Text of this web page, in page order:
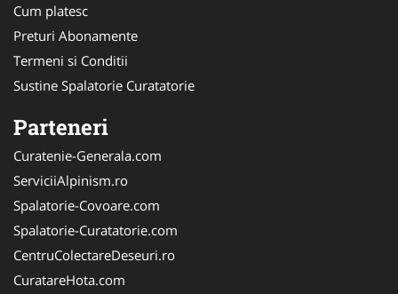
Cum platesc
Preturi Abonamente
Termeni si Conditii
Sustine Spalatorie Curatatorie
Parteneri
Curatenie-Generala.com
ServiciiAlpinism.ro
Spalatorie-Covoare.com
Spalatorie-Curatatorie.com
CentruColectareDeseuri.ro
CuratareHota.com